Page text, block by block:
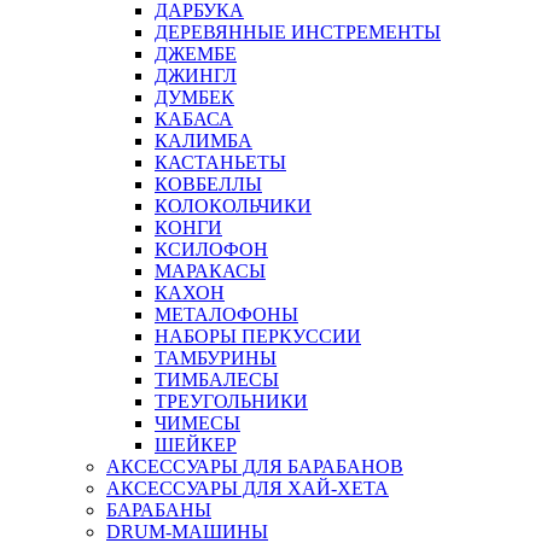
ДАРБУКА
ДЕРЕВЯННЫЕ ИНСТРЕМЕНТЫ
ДЖЕМБЕ
ДЖИНГЛ
ДУМБЕК
КАБАСА
КАЛИМБА
КАСТАНЬЕТЫ
КОВБЕЛЛЫ
КОЛОКОЛЬЧИКИ
КОНГИ
КСИЛОФОН
МАРАКАСЫ
КАХОН
МЕТАЛОФОНЫ
НАБОРЫ ПЕРКУССИИ
ТАМБУРИНЫ
ТИМБАЛЕСЫ
ТРЕУГОЛЬНИКИ
ЧИМЕСЫ
ШЕЙКЕР
АКСЕССУАРЫ ДЛЯ БАРАБАНОВ
АКСЕССУАРЫ ДЛЯ ХАЙ-ХЕТА
БАРАБАНЫ
DRUM-МАШИНЫ